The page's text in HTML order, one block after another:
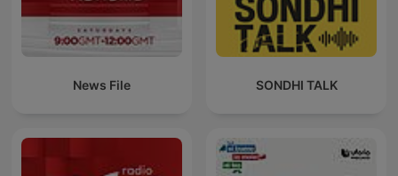
News File SONDHI TALK